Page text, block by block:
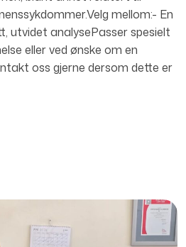
mellom:- En
utvidet analysePasser spesielt
eller ved ønske om en
oss gjerne dersom dette er